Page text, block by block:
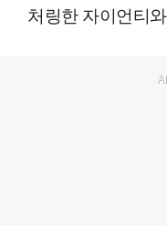
처링한 자이언티